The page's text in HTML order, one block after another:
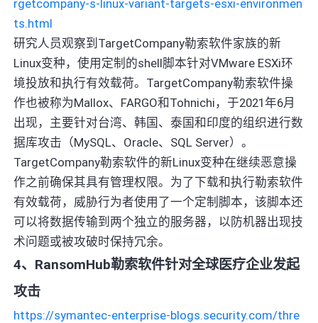
rgetcompany-s-linux-variant-targets-esxi-environmen
ts.html
研究人员观察到TargetCompany勒索软件家族的新
Linux变种，使用定制的shell脚本针对VMware ESXi环
境投放和执行有效载荷。TargetCompany勒索软件操
作也被称为Mallox、FARGO和Tohnichi，于2021年6月
出现，主要针对台湾、韩国、泰国和印度的组织进行数
据库攻击（MySQL、Oracle、SQL Server）。
TargetCompany勒索软件的新Linux变种在继续恶意操
作之前确保其具有管理权限。为了下载和执行勒索软件
有效载荷，威胁行为者使用了一个定制脚本，该脚本还
可以将数据传输到两个独立的服务器，以防机器出现技
术问题或被攻破时保持冗余。
4、RansomHub勒索软件针对全球医疗企业发起
攻击
https://symantec-enterprise-blogs.security.com/thre